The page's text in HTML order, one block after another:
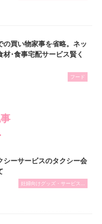
の買い物家事を省略。ネッ
材･食事宅配サービス賢く
フード
シーサービスのタクシー会
妊婦向けグッズ・サービス...